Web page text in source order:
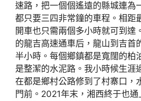
速路，把一個個遙遠的縣城連為
都只要三四非常鐘的車程。相距
開車也只需兩個多小時就可到達
的龍吉高速通車后，龍山到吉首
半小時。每個鄉鎮都是寬闊的柏
是整潔的水泥路。我小時候生涯
在都是鄉村公路修到了村寨口，
門前。2021年末，湘西終于也